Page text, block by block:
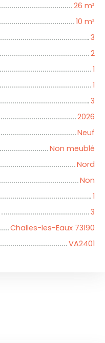
26 m²
10 m²
3
2
1
1
3
2026
Neuf
Non meublé
Nord
Non
1
3
Challes-les-Eaux 73190
VA2401